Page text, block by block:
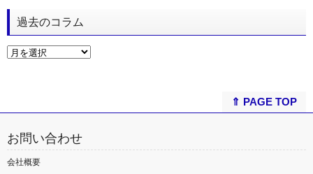
過去のコラム
⇑ PAGE TOP
お問い合わせ
会社概要